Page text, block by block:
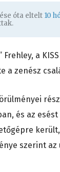
óta eltelt 10
Frehley, a
a zenész
és az
szerint